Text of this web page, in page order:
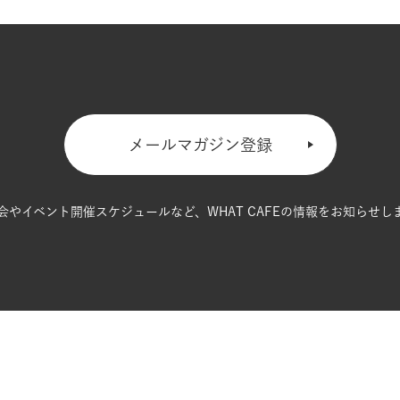
メールマガジン登録
やイベント開催スケジュールなど、 WHAT CAFEの情報をお知らせし